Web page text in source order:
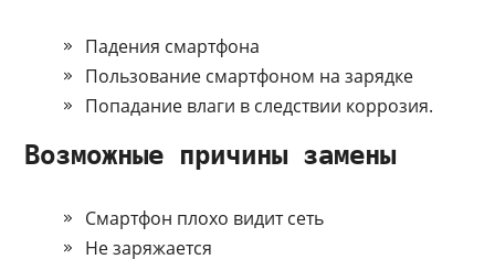
Падения смартфона
Пользование смартфоном на зарядке
Попадание влаги в следствии коррозия.
Возможные причины замены
Смартфон плохо видит сеть
Не заряжается